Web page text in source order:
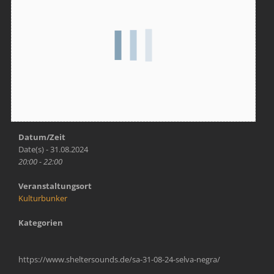
Datum/Zeit
Date(s) - 31.08.2024
20:00 - 22:00
Veranstaltungsort
Kulturbunker
Kategorien
https://www.sheltersounds.de/sa-31-08-24-selva-negra/